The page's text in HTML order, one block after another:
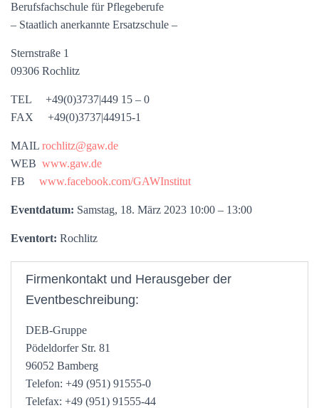
Berufsfachschule für Pflegeberufe
– Staatlich anerkannte Ersatzschule –
Sternstraße 1
09306 Rochlitz
TEL +49(0)3737|449 15 – 0
FAX +49(0)3737|44915-1
MAIL rochlitz@gaw.de
WEB www.gaw.de
FB www.facebook.com/GAWInstitut
Eventdatum: Samstag, 18. März 2023 10:00 – 13:00
Eventort: Rochlitz
Firmenkontakt und Herausgeber der
Eventbeschreibung:
DEB-Gruppe
Pödeldorfer Str. 81
96052 Bamberg
Telefon: +49 (951) 91555-0
Telefax: +49 (951) 91555-44